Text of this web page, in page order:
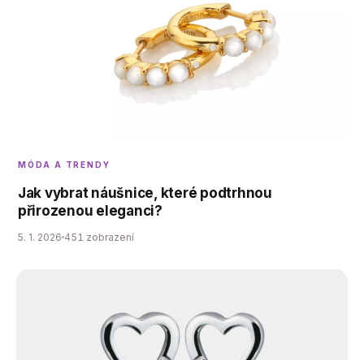
MÓDA A TRENDY
Jak vybrat náušnice, které podtrhnou
přirozenou eleganci?
5. 1. 2026 451 zobrazení